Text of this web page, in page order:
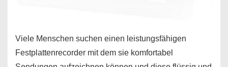
Viele Menschen suchen einen leistungsfähigen
Festplattenrecorder mit dem sie komfortabel